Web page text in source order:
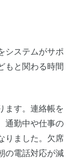
システムがサポ
もと関わる時間
ます。連絡帳を
通勤中や仕事の
りました。欠席
の電話対応が減